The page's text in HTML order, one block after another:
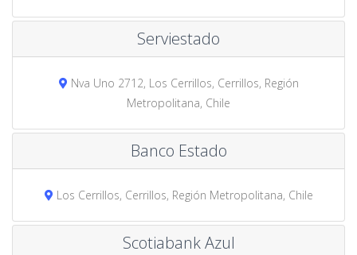
Serviestado
Nva Uno 2712, Los Cerrillos, Cerrillos, Región
Metropolitana, Chile
Banco Estado
Los Cerrillos, Cerrillos, Región Metropolitana, Chile
Scotiabank Azul